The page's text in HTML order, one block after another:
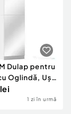
Dulap pentru
Oglindă, Uși
cu 5 Rafturi
Textil, 50 x
1 zi în urmă